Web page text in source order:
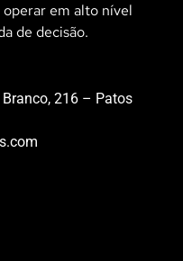
em alto nível
de decisão.
216 – Patos